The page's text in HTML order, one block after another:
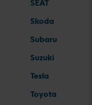
SEAT
Skoda
Subaru
Suzuki
Tesla
Toyota